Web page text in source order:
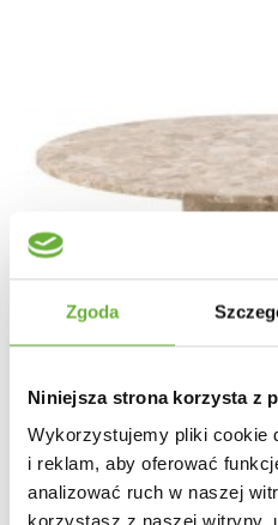
Zgoda
Niniejsza strona korzysta z
Wykorzystujemy pliki cookie
i reklam, aby oferować
analizować ruch w naszej
korzystasz z naszej witryny,